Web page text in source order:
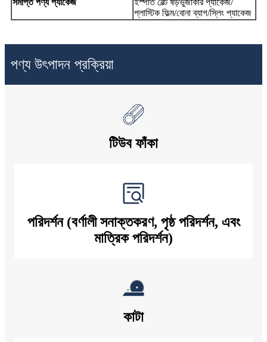
সমাপ্ত পণ্য প্যাকেজ
ইস্পাত বেল্ট ষড়ভুজাকার প্যাকেজ/
প্লাস্টিক ফিল্ম/বোনা ব্যাগ/স্লিং প্যাকেজ
পণ্য উৎপাদন প্রক্রিয়া
টিউব ফাঁকা
পরিদর্শন (বর্ণালী সনাক্তকরণ, পৃষ্ঠ পরিদর্শন, এবং
মাত্রিক পরিদর্শন)
কাটা